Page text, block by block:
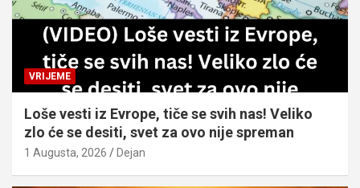
VRIJEME
Loše vesti iz Evrope, tiče se svih nas! Veliko
zlo će se desiti, svet za ovo nije spreman
1 Augusta, 2026 Dejan